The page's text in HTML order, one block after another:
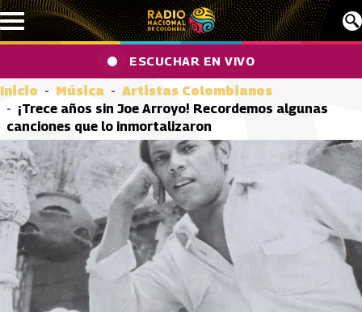
Pasar al contenido principal
ESCUCHAR EN VIVO
Inicio Música
Artistas Colombianos
¡Trece años sin Joe Arroyo! Recordemos algunas
canciones que lo inmortalizaron